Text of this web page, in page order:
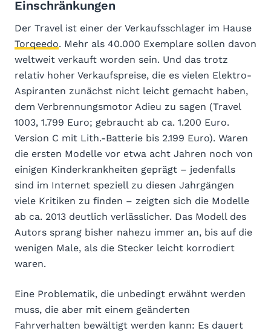
Einschränkungen
Der Travel ist einer der Verkaufsschlager im Hause
Torqeedo. Mehr als 40.000 Exemplare sollen davon
weltweit verkauft worden sein. Und das trotz
relativ hoher Verkaufspreise, die es vielen Elektro-
Aspiranten zunächst nicht leicht gemacht haben,
dem Verbrennungsmotor Adieu zu sagen (Travel
1003, 1.799 Euro; gebraucht ab ca. 1.200 Euro.
Version C mit Lith.-Batterie bis 2.199 Euro). Waren
die ersten Modelle vor etwa acht Jahren noch von
einigen Kinderkrankheiten geprägt – jedenfalls
sind im Internet speziell zu diesen Jahrgängen
viele Kritiken zu finden – zeigten sich die Modelle
ab ca. 2013 deutlich verlässlicher. Das Modell des
Autors sprang bisher nahezu immer an, bis auf die
wenigen Male, als die Stecker leicht korrodiert
waren.
Eine Problematik, die unbedingt erwähnt werden
muss, die aber mit einem geänderten
Fahrverhalten bewältigt werden kann: Es dauert